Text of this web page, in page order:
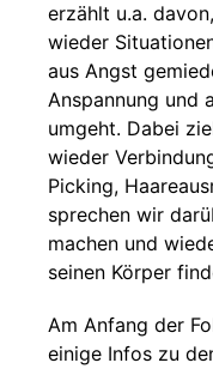
erzählt u.a.
wieder
aus Angst
Anspannung und
umgeht. Dabei
wieder
Picking,
sprechen wir
machen und
seinen Körper
Am Anfang der
einige Infos zu